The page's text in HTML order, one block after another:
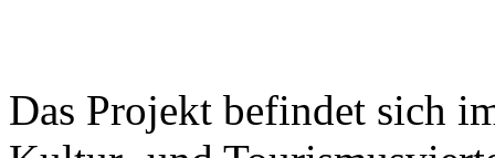
Das Projekt befindet sich